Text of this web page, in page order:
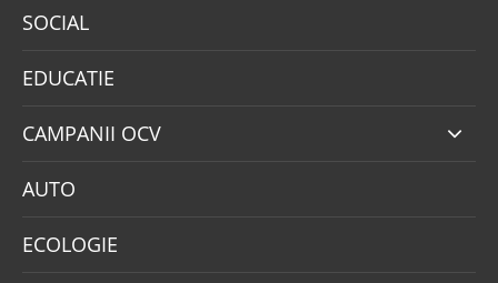
SOCIAL
EDUCATIE
CAMPANII OCV
AUTO
ECOLOGIE